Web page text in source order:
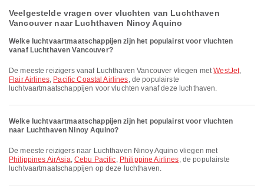
Veelgestelde vragen over vluchten van Luchthaven
Vancouver naar Luchthaven Ninoy Aquino
Welke luchtvaartmaatschappijen zijn het populairst voor vluchten
vanaf Luchthaven Vancouver?
De meeste reizigers vanaf Luchthaven Vancouver vliegen metWestJet,
Flair Airlines, Pacific Coastal Airlines, de populairste
luchtvaartmaatschappijen voor vluchten vanaf deze luchthaven.
Welke luchtvaartmaatschappijen zijn het populairst voor vluchten
naar Luchthaven Ninoy Aquino?
De meeste reizigers naar Luchthaven Ninoy Aquino vliegen met
Philippines AirAsia, Cebu Pacific, Philippine Airlines, de populairste
luchtvaartmaatschappijen op deze luchthaven.